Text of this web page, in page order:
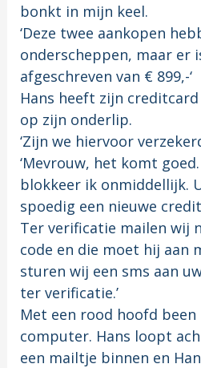
bonkt in mijn keel.
‘Deze twee aankopen
onderscheppen, maar er
afgeschreven van € 899,-‘
Hans heeft zijn
op zijn onderlip.
‘Zijn we hiervoor
‘Mevrouw, het komt
blokkeer ik onmiddellijk.
spoedig een nieuwe
Ter verificatie mailen wij
code en die moet hij aan
sturen wij een sms aan
ter verificatie.’
Met een rood hoofd been
computer. Hans loopt
een mailtje binnen en